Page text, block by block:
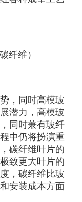
纤维）
，同时高模玻
潜力，高模玻
同时兼有玻纤
中仍将扮演重
碳纤维叶片的
致更大叶片的
，碳纤维比玻
安装成本方面